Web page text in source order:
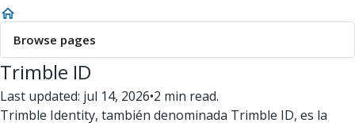
Browse pages
Trimble ID
Last updated: jul 14, 2026•2 min read.
Trimble Identity, también denominada Trimble ID, es la